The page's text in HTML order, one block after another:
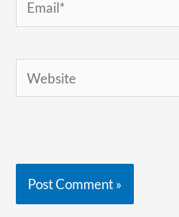
Website